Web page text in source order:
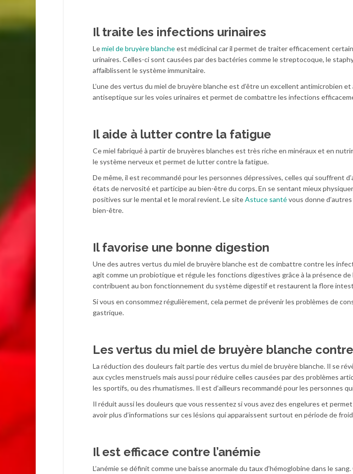
Il traite les infections urinaires
Lemiel de bruyère blancheest médicinal car il permet de traiter efficacement
urinaires. Celles-ci sont causées par des bactéries comme le streptocoque, le
affaiblissent le système immunitaire.
L’une des vertus du miel de bruyère blanche est d’être un excellent antimicrobien
antiseptique sur les voies urinaires et permet de combattre les infections
Il aide à lutter contre la fatigue
Ce miel fabriqué à partir de bruyères blanches est très riche en minéraux et en
le système nerveux et permet de lutter contre la fatigue.
De même, il est recommandé pour les personnes dépressives, celles qui souffrent
états de nervosité et participe au bien-être du corps. En se sentant mieux
positives sur le mental et le moral revient. Le siteAstuce santévous donne
bien-être.
Il favorise une bonne digestion
Une des autres vertus du miel de bruyère blanche est de combattre contre les
agit comme un probiotique et régule les fonctions digestives grâce à la présence
contribuent au bon fonctionnement du système digestif et restaurent la flore
Si vous en consommez régulièrement, cela permet de prévenir les problèmes de
gastrique.
Les vertus du miel de bruyère blanche
La réduction des douleurs fait partie des vertus du miel de bruyère blanche. Il se
aux cycles menstruels mais aussi pour réduire celles causées par des problèmes
les sportifs, ou des rhumatismes. Il est d’ailleurs recommandé pour les personnes
Il réduit aussi les douleurs que vous ressentez si vous avez des engelures et
avoir plus d’informations sur ces lésions qui apparaissent surtout en période de
Il est efficace contre l’anémie
L’anémie se définit comme une baisse anormale du taux d’hémoglobine dans le